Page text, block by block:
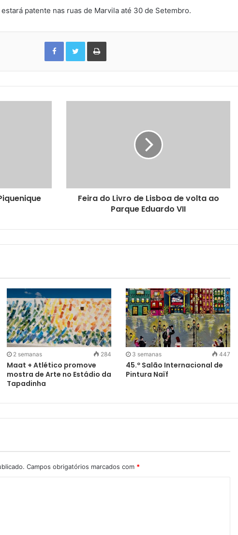
estará patente nas ruas de Marvila até 30 de Setembro.
Facebook Twitter
Feira do Livro de Lisboa de volta ao
Parque Eduardo VII
2 semanas 284
Maat + Atlético promove
mostra de Arte no Estádio da
Tapadinha
3 semanas 447
45.º Salão Internacional de
Pintura Naïf
Campos obrigatórios marcados com *